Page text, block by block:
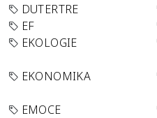
DUTERTRE
EF
EKOLOGIE
EKONOMIKA
EMOCE